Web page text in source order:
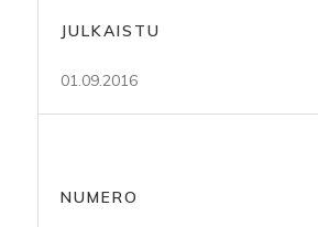
JULKAISTU
01.09.2016
NUMERO